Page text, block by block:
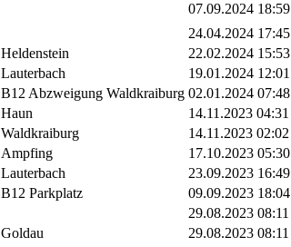
07.09.2024 18:59
24.04.2024 17:45
Heldenstein 22.02.2024 15:53
Lauterbach 19.01.2024 12:01
B12 Abzweigung Waldkraiburg 02.01.2024 07:48
Haun 14.11.2023 04:31
Waldkraiburg 14.11.2023 02:02
Ampfing 17.10.2023 05:30
Lauterbach 23.09.2023 16:49
B12 Parkplatz 09.09.2023 18:04
29.08.2023 08:11
Goldau 29.08.2023 08:11